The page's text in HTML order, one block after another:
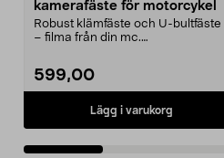
kamerafäste för motorcykel
Robust klämfäste och U-bultfäste
– filma från din mc.
599,00
Lägg i varukorg